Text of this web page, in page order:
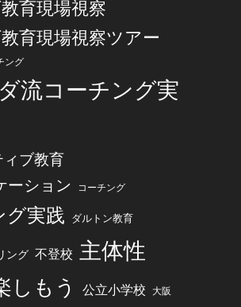
育現場視察
育現場視察ツアー
ング
流コーチング実
ブ教育
ーション コーチング
グ実践 ダルトン教育
ング 不登校 主体性
しもう 公立小学校 大阪